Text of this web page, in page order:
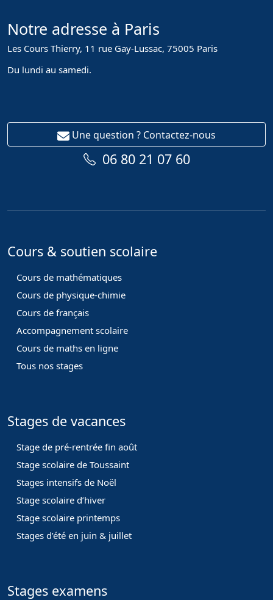
Notre adresse à Paris
Les Cours Thierry, 11 rue Gay-Lussac, 75005 Paris
Du lundi au samedi.
Une question ? Contactez-nous
06 80 21 07 60
Cours & soutien scolaire
Cours de mathématiques
Cours de physique-chimie
Cours de français
Accompagnement scolaire
Cours de maths en ligne
Tous nos stages
Stages de vacances
Stage de pré-rentrée fin août
Stage scolaire de Toussaint
Stages intensifs de Noël
Stage scolaire d’hiver
Stage scolaire printemps
Stages d’été en juin & juillet
Stages examens